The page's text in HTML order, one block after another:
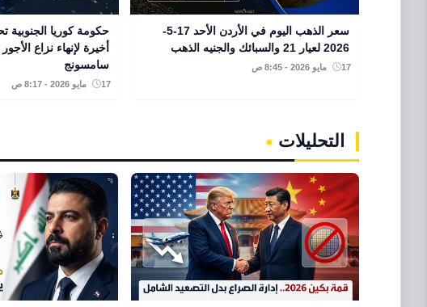
سعر الذهب اليوم في الأردن الأحد 17-5-
2026 لعيار 21 والسبائك والجنيه الذهب
17 مايو 2026 - 8:45 ص
حكومة كوريا الجنوبية
أخيرة لإنهاء نزاع
سامسونج
17 مايو 2026 - 8:17 ص
التحليلات